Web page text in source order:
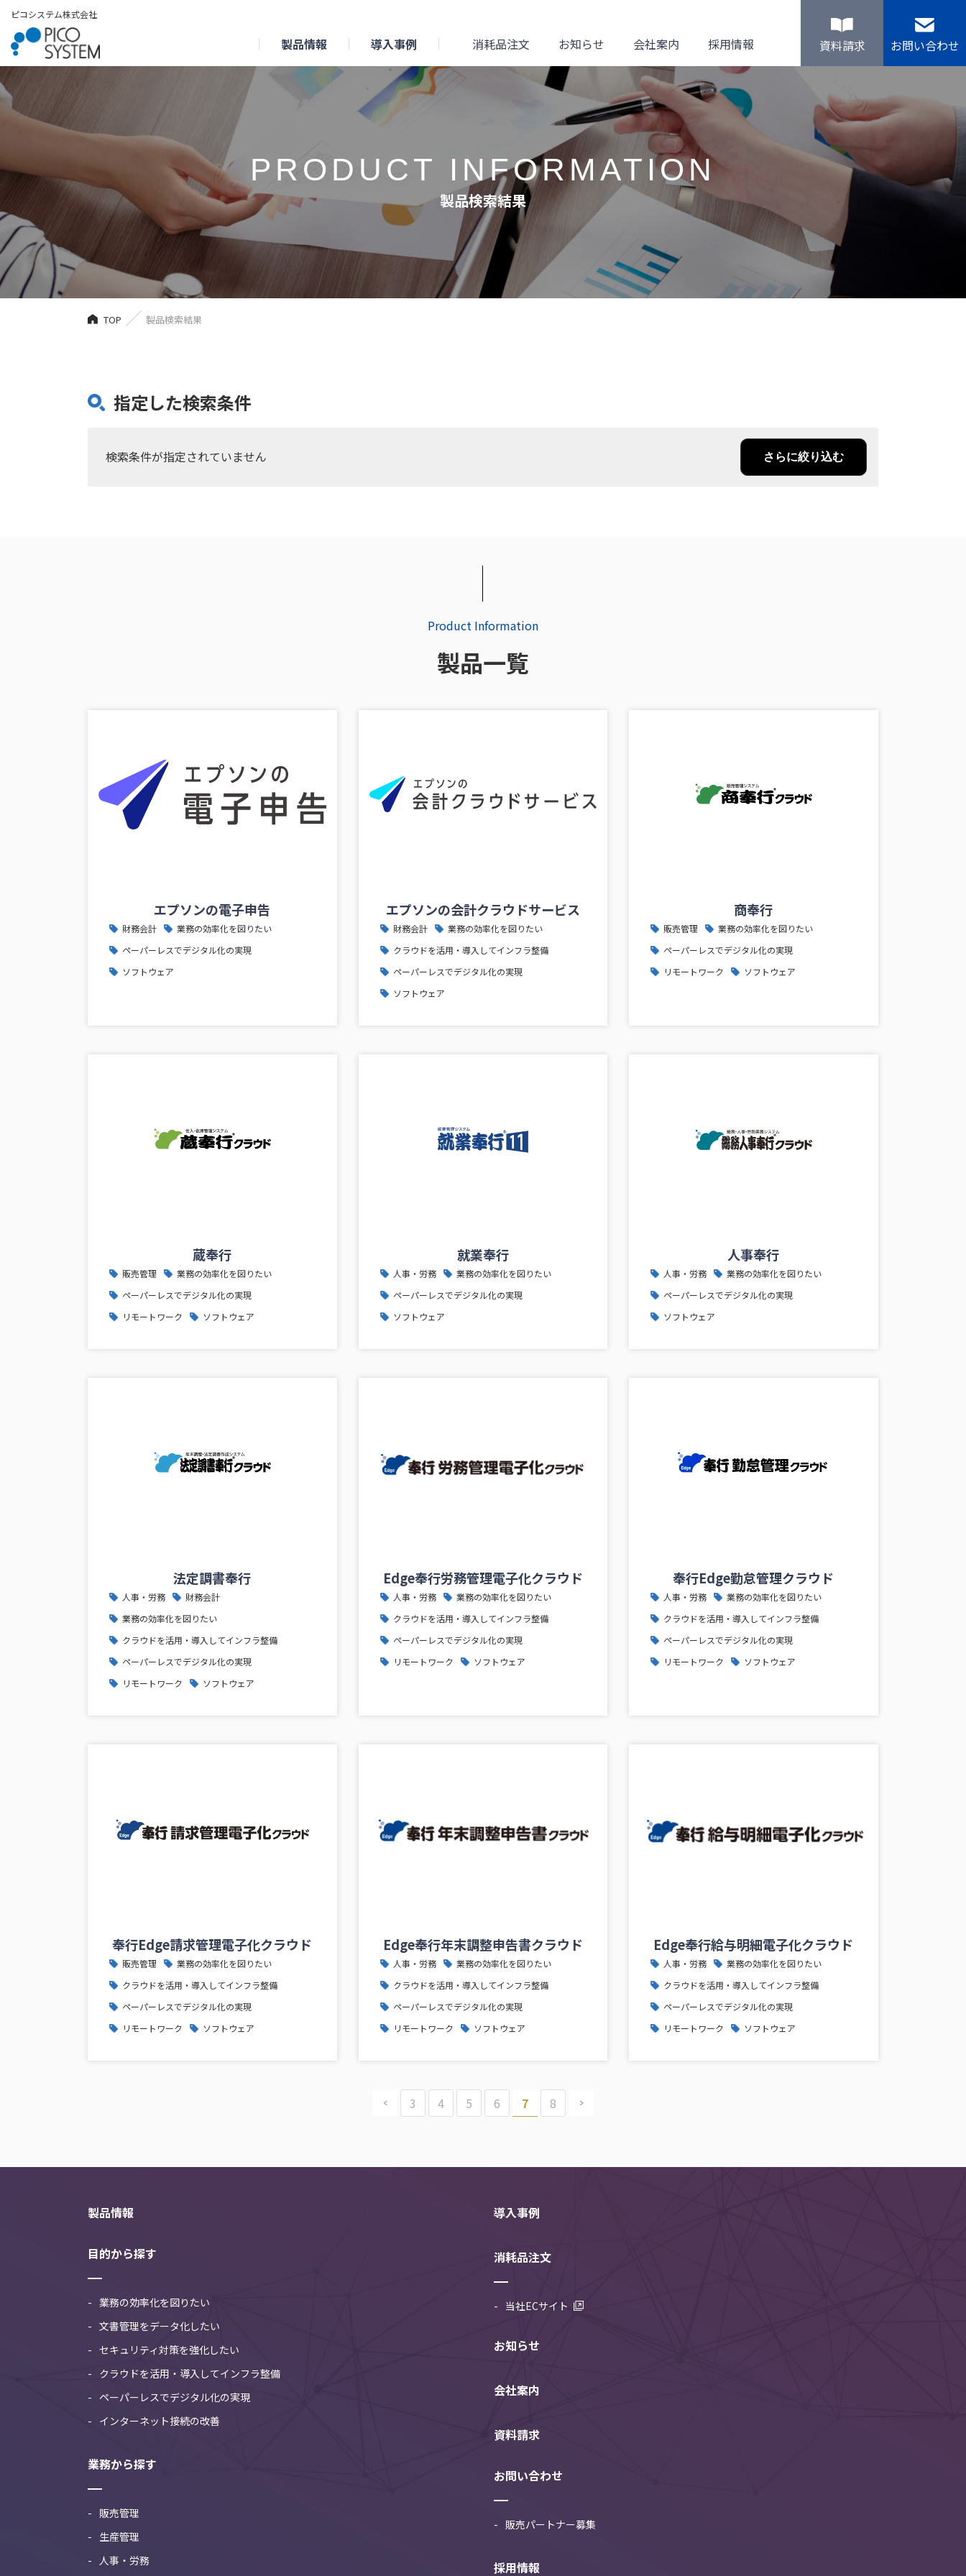
ピコシステム株式会社
製品情報 導入事例 消耗品注文 お知らせ 会社案内 採用情報 資料請求 お問い合わせ
PRODUCT INFORMATION
製品検索結果
TOP 製品検索結果
指定した検索条件
検索条件が指定されていません さらに絞り込む
Product Information
製品一覧
エプソンの電子申告
財務会計
業務の効率化を図りたい
ペーパーレスでデジタル化の実現
ソフトウェア
エプソンの会計クラウドサービス
財務会計
業務の効率化を図りたい
クラウドを活用・導入してインフラ整備
ペーパーレスでデジタル化の実現
ソフトウェア
商奉行
販売管理
業務の効率化を図りたい
ペーパーレスでデジタル化の実現
リモートワーク
ソフトウェア
蔵奉行
販売管理
業務の効率化を図りたい
ペーパーレスでデジタル化の実現
リモートワーク
ソフトウェア
就業奉行
人事・労務
業務の効率化を図りたい
ペーパーレスでデジタル化の実現
ソフトウェア
人事奉行
人事・労務
業務の効率化を図りたい
ペーパーレスでデジタル化の実現
ソフトウェア
法定調書奉行
人事・労務
財務会計
業務の効率化を図りたい
クラウドを活用・導入してインフラ整備
ペーパーレスでデジタル化の実現
リモートワーク
ソフトウェア
Edge奉行労務管理電子化クラウド
人事・労務
業務の効率化を図りたい
クラウドを活用・導入してインフラ整備
ペーパーレスでデジタル化の実現
リモートワーク
ソフトウェア
奉行Edge勤怠管理クラウド
人事・労務
業務の効率化を図りたい
クラウドを活用・導入してインフラ整備
ペーパーレスでデジタル化の実現
リモートワーク
ソフトウェア
奉行Edge請求管理電子化クラウド
販売管理
業務の効率化を図りたい
クラウドを活用・導入してインフラ整備
ペーパーレスでデジタル化の実現
リモートワーク
ソフトウェア
Edge奉行年末調整申告書クラウド
人事・労務
業務の効率化を図りたい
クラウドを活用・導入してインフラ整備
ペーパーレスでデジタル化の実現
リモートワーク
ソフトウェア
Edge奉行給与明細電子化クラウド
人事・労務
業務の効率化を図りたい
クラウドを活用・導入してインフラ整備
ペーパーレスでデジタル化の実現
リモートワーク
ソフトウェア
< 3 4 5 6 7 8 >
製品情報
目的から探す
業務の効率化を図りたい
文書管理をデータ化したい
セキュリティ対策を強化したい
クラウドを活用・導入してインフラ整備
ペーパーレスでデジタル化の実現
インターネット接続の改善
業務から探す
販売管理
生産管理
人事・労務
導入事例
消耗品注文
当社ECサイト
お知らせ
会社案内
資料請求
お問い合わせ
販売パートナー募集
採用情報